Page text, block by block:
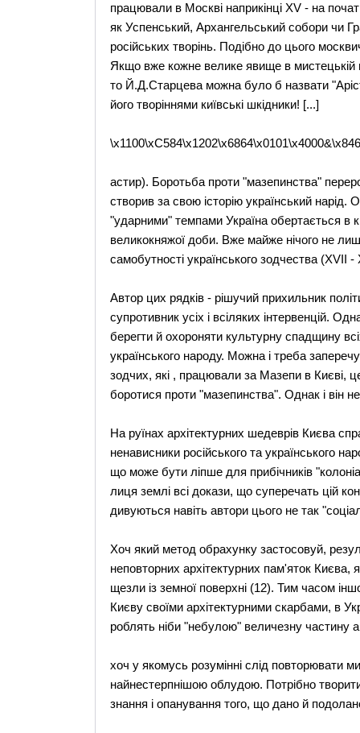
працювали в Москві наприкінці XV - на
як Успенський, Архангельський собори чи
російських творінь. Подібно до цього
Якщо вже кожне велике явище в мистецькій
то Й.Д.Старцева можна було б назвати
його творіннями київські шкідники! [...]
астир). Боротьба проти "мазепинства"
створив за свою історію український
"ударними" темпами Україна обертається в
великокняжої доби. Вже майже нічого не
самобутності українського зодчества (XVII -
Автор цих рядків - рішучий прихильник
супротивник усіх і всіляких інтервенцій.
берегти й охороняти культурну спадщину
українського народу. Можна і треба
зодчих, які , працювали за Мазепи в Києві,
боротися проти "мазепинства". Однак і він
На руїнах архітектурних шедеврів Києва
ненависники російського та українського
що може бути ліпше для прибічників
лиця землі всі докази, що суперечать цій
дивуються навіть автори цього не так
Хоч який метод обрахунку застосовуй,
неповторних архітектурних пам'яток Києва,
щезли із земної поверхні (12). Тим часом
Києву своїми архітектурними скарбами, в
роблять ніби "небулою" величезну частину
хоч у якомусь розумінні слід повторювати
найнестерпнішою облудою. Потрібно
знання і опанування того, що дано й